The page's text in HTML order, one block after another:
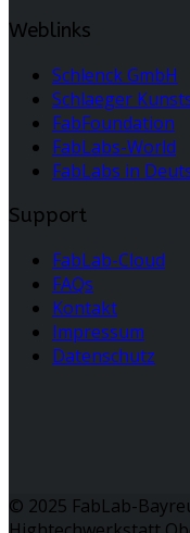
Weblinks
Schlenck GmbH
Schlaeger
FabFoundation
FabLabs-World
FabLabs in
Support
FabLab-Cloud
FAQs
Kontakt
Impressum
Datenschutz
© 2025 FabLab-